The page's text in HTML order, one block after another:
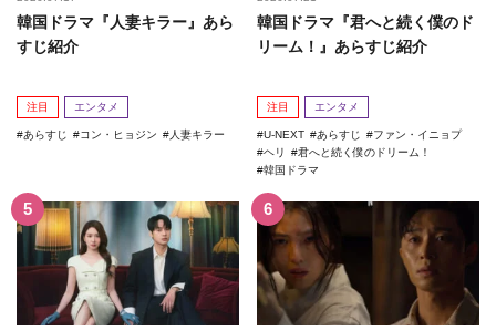
韓国ドラマ『人妻キラー』あら
すじ紹介
注目 エンタメ
あらすじ コン・ヒョジン 人妻キラー
韓国ドラマ『君へと続く僕のド
リーム！』あらすじ紹介
注目 エンタメ
U-NEXT あらすじ
ファン・イニョプ
ヘリ
君へと続く僕のドリーム！
韓国ドラマ